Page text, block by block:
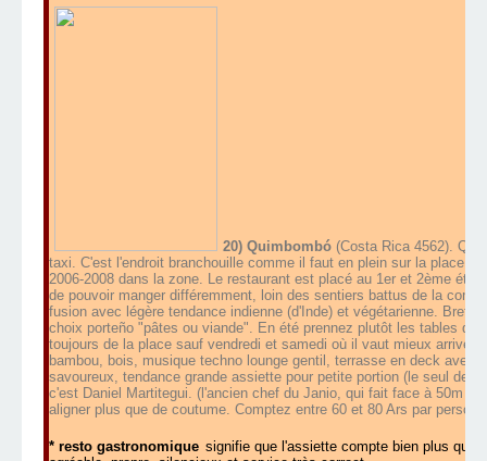
20) Quimbombó (Costa Rica 4562).
taxi. C'est l'endroit branchouille comme il faut en plein sur la place
2006-2008 dans la zone. Le restaurant est placé au 1er et 2ème
de pouvoir manger différemment, loin des sentiers battus de la
fusion avec légère tendance indienne (d'Inde) et végétarienne. Bref
choix porteño "pâtes ou viande". En été prennez plutôt les tables
toujours de la place sauf vendredi et samedi où il vaut mieux arriver
bambou, bois, musique techno lounge gentil, terrasse en deck avec
savoureux, tendance grande assiette pour petite portion (le seul
c'est Daniel Martitegui. (l'ancien chef du Janio, qui fait face à 50m
aligner plus que de coutume. Comptez entre 60 et 80 Ars par
* resto gastronomique signifie que l'assiette compte bien plus que